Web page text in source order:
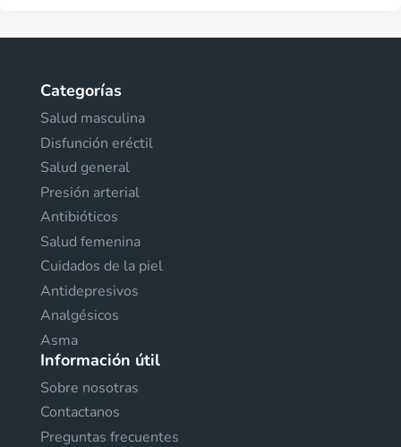
Categorías
Salud masculina
Disfunción eréctil
Salud general
Presión arterial
Antibióticos
Salud femenina
Cuidados de la piel
Antidepresivos
Analgésicos
Asma
Información útil
Sobre nosotras
Contactanos
Preguntas frecuentes